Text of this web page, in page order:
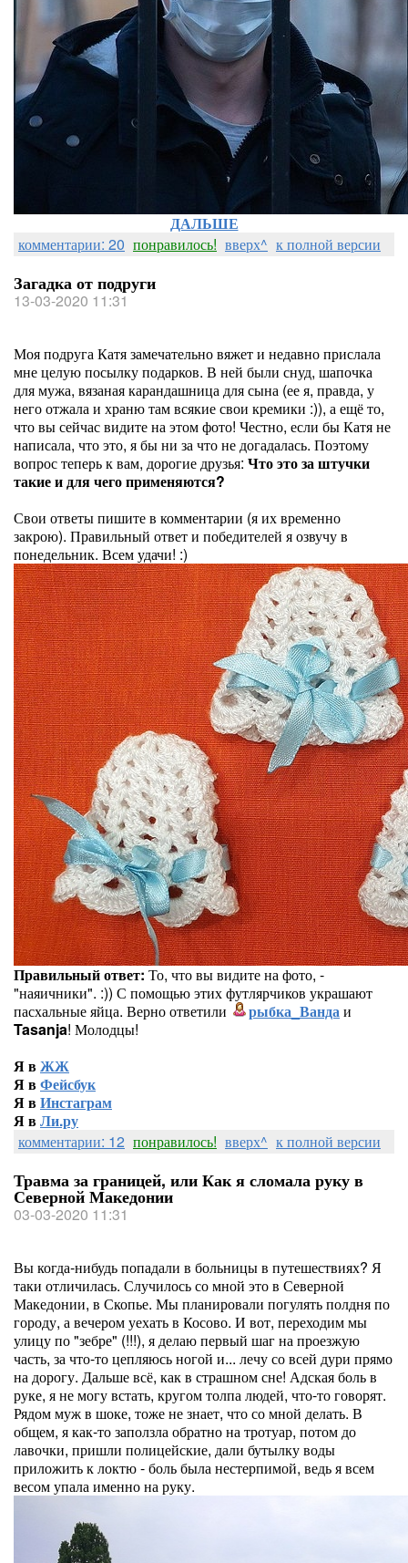
ДАЛЬШЕ
комментарии: 20 понравилось! вверх^ к полной версии
Загадка от подруги
13-03-2020 11:31
Моя подруга Катя замечательно вяжет и недавно прислала
мне целую посылку подарков. В ней были снуд, шапочка
для мужа, вязаная карандашница для сына (ее я, правда, у
него отжала и храню там всякие свои кремики :)), а ещё то,
что вы сейчас видите на этом фото! Честно, если бы Катя не
написала, что это, я бы ни за что не догадалась. Поэтому
вопрос теперь к вам, дорогие друзья: Что это за штучки
такие и для чего применяются?
Свои ответы пишите в комментарии (я их временно
закрою). Правильный ответ и победителей я озвучу в
понедельник. Всем удачи! :)
Правильный ответ: То, что вы видите на фото, -
"наяичники". :)) С помощью этих футлярчиков украшают
пасхальные яйца. Верно ответили
рыбка_Вандаи
Tasanja! Молодцы!
Я вЖЖ
Я вФейсбук
Я вИнстаграм
Я вЛи.ру
комментарии: 12 понравилось! вверх^ к полной версии
Травма за границей, или Как я сломала руку в
Северной Македонии
03-03-2020 11:31
Вы когда-нибудь попадали в больницы в путешествиях? Я
таки отличилась. Случилось со мной это в Северной
Македонии, в Скопье. Мы планировали погулять полдня по
городу, а вечером уехать в Косово. И вот, переходим мы
улицу по "зебре" (!!!), я делаю первый шаг на проезжую
часть, за что-то цепляюсь ногой и... лечу со всей дури прямо
на дорогу. Дальше всё, как в страшном сне! Адская боль в
руке, я не могу встать, кругом толпа людей, что-то говорят.
Рядом муж в шоке, тоже не знает, что со мной делать. В
общем, я как-то заползла обратно на тротуар, потом до
лавочки, пришли полицейские, дали бутылку воды
приложить к локтю - боль была нестерпимой, ведь я всем
весом упала именно на руку.